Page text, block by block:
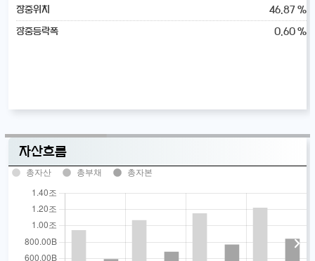
장중위치 46.87 %
장중등락폭 0.60 %
자산흐름
총자산 총부채 총자본